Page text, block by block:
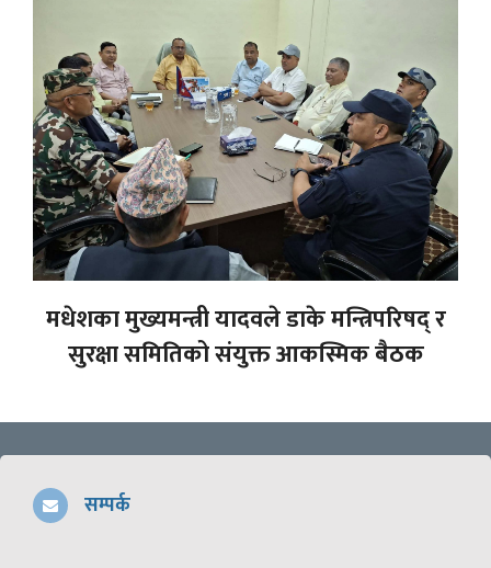
मधेशका मुख्यमन्त्री यादवले डाके मन्त्रिपरिषद् र
सुरक्षा समितिको संयुक्त आकस्मिक बैठक
सम्पर्क